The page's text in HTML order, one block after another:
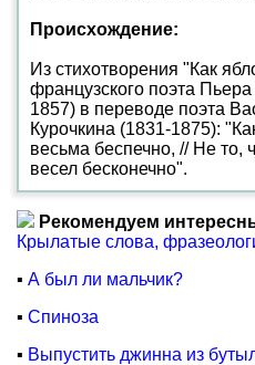
Происхождение:
Из стихотворения "Как
французского поэта
1857) в переводе поэта
Курочкина (1831-1875):
весьма беспечно, // Не то,
весел бесконечно".
Рекомендуем
Крылатые слова,
▪ А был ли мальчик?
▪ Спиноза
▪ Выпустить джинна из